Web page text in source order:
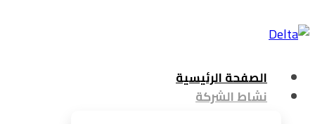
الصفحة الرئيسية
نشاط الشركة